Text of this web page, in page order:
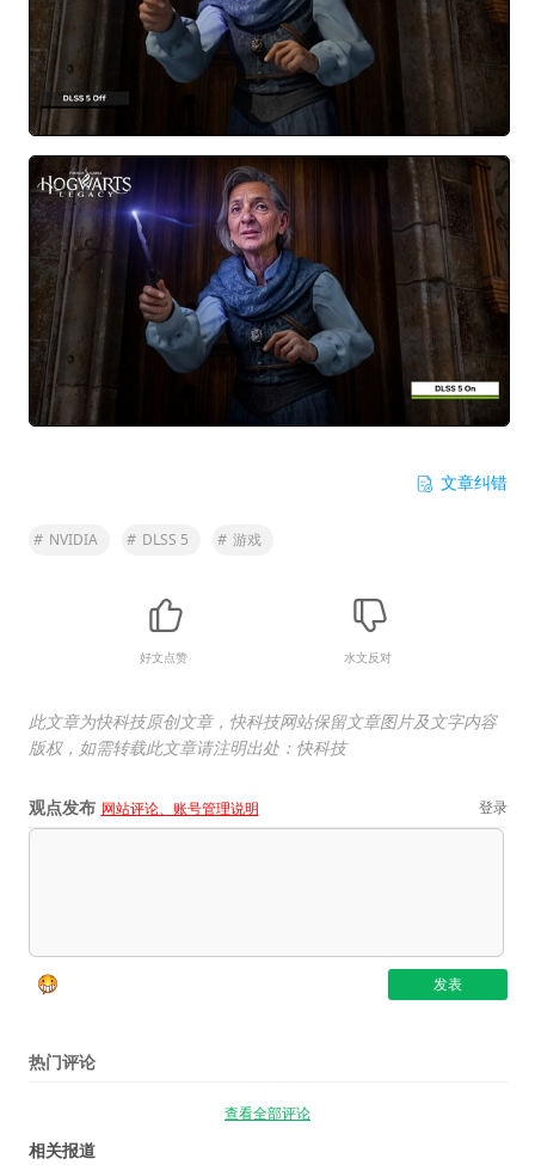
文章纠错
# NVIDIA # DLSS 5 # 游戏
好文点赞 水文反对
此文章为快科技原创文章，快科技网站保留文章图片及文字内容
版权，如需转载此文章请注明出处：快科技
观点发布 网站评论、账号管理说明 登录
热门评论
查看全部评论
相关报道